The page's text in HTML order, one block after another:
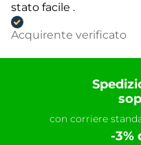
stato facile .
Acquirente verificato
con corriere
-3%